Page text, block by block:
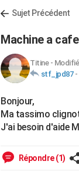
Sujet Précédent
Machine a
Titine- Modifié
stf_jpd87-
Bonjour,
Ma tassimo
J'ai besoin d'aide
Répondre (1)